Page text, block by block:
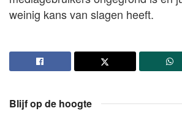
weinig kans van slagen heeft.
Blijf op de hoogte